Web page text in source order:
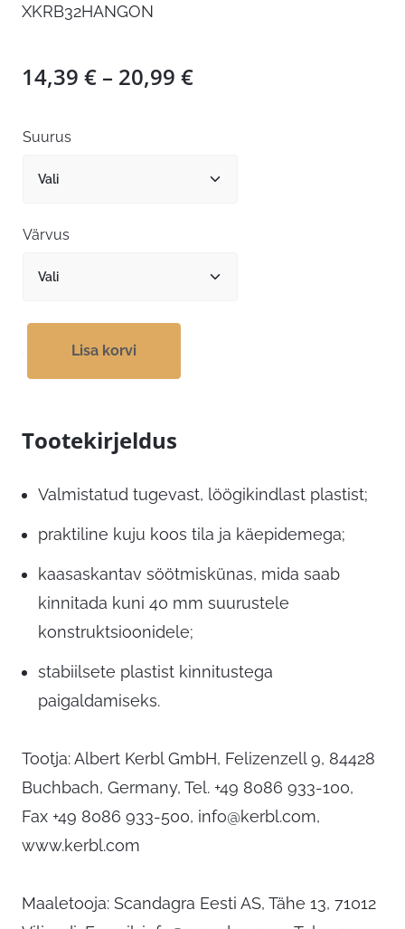
XKRB32HANGON
14,39 € – 20,99 €Hinnavahemik:
Suurus
Värvus
Lisa korvi
Tootekirjeldus
Valmistatud tugevast, löögikindlast plastist;
praktiline kuju koos tila ja käepidemega;
kaasaskantav söötmiskünas, mida saab
kinnitada kuni 40 mm suurustele
konstruktsioonidele;
stabiilsete plastist kinnitustega
paigaldamiseks.
Tootja: Albert Kerbl GmbH, Felizenzell 9, 84428
Buchbach, Germany, Tel. +49 8086 933-100,
Fax +49 8086 933-500, info@kerbl.com,
www.kerbl.com
Maaletooja: Scandagra Eesti AS, Tähe 13, 71012